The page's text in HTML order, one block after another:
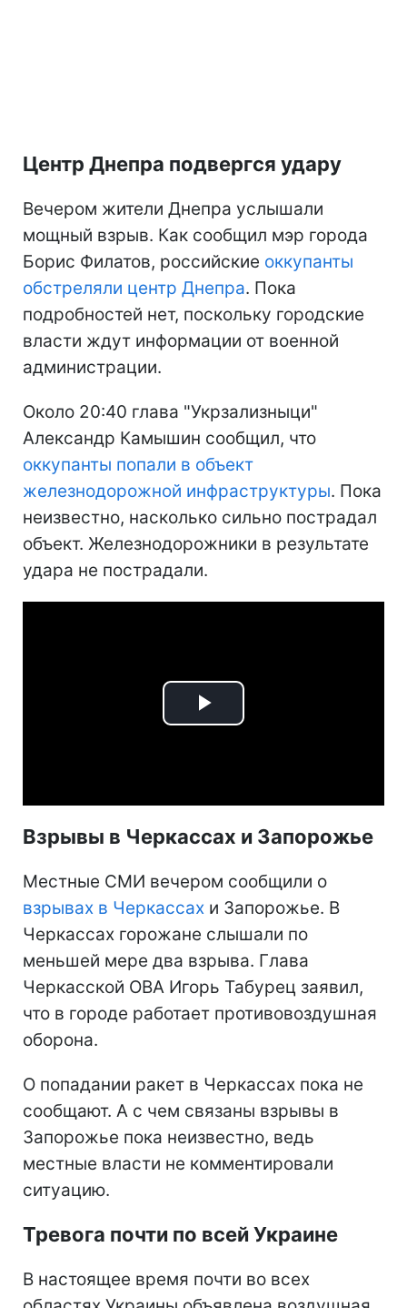
Центр Днепра подвергся удару
Вечером жители Днепра услышали
мощный взрыв. Как сообщил мэр города
Борис Филатов, российские оккупанты
обстреляли центр Днепра. Пока
подробностей нет, поскольку городские
власти ждут информации от военной
администрации.
Около 20:40 глава "Укрзализныци"
Александр Камышин сообщил, что
оккупанты попали в объект
железнодорожной инфраструктуры. Пока
неизвестно, насколько сильно пострадал
объект. Железнодорожники в результате
удара не пострадали.
Play
Взрывы в Черкассах и Запорожье
Местные СМИ вечером сообщили о
взрывах в Черкассах и Запорожье. В
Черкассах горожане слышали по
меньшей мере два взрыва. Глава
Черкасской ОВА Игорь Табурец заявил,
что в городе работает противовоздушная
оборона.
О попадании ракет в Черкассах пока не
сообщают. А с чем связаны взрывы в
Запорожье пока неизвестно, ведь
местные власти не комментировали
ситуацию.
Тревога почти по всей Украине
В настоящее время почти во всех